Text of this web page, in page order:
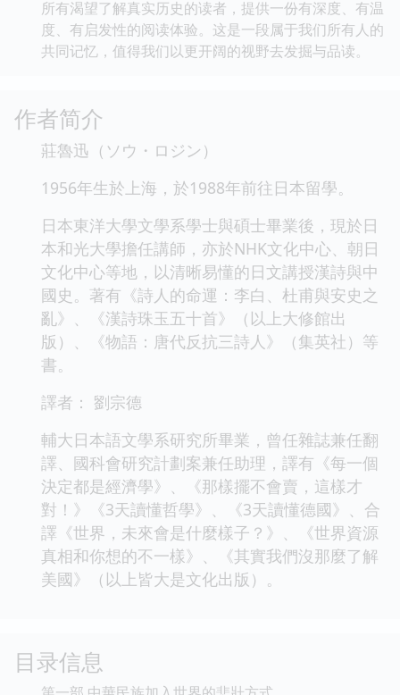
所有渴望了解真实历史的读者，提供一份有深度、有温
度、有启发性的阅读体验。这是一段属于我们所有人的
共同记忆，值得我们以更开阔的视野去发掘与品读。
作者简介
莊魯迅（ソウ・ロジン）
1956年生於上海，於1988年前往日本留學。
日本東洋大學文學系學士與碩士畢業後，現於日
本和光大學擔任講師，亦於NHK文化中心、朝日
文化中心等地，以清晰易懂的日文講授漢詩與中
國史。著有《詩人的命運：李白、杜甫與安史之
亂》、《漢詩珠玉五十首》（以上大修館出
版）、《物語：唐代反抗三詩人》（集英社）等
書。
譯者： 劉宗德
輔大日本語文學系研究所畢業，曾任雜誌兼任翻
譯、國科會研究計劃案兼任助理，譯有《每一個
決定都是經濟學》、《那樣擺不會賣，這樣才
對！》《3天讀懂哲學》、《3天讀懂德國》、合
譯《世界，未來會是什麼樣子？》、《世界資源
真相和你想的不一樣》、《其實我們沒那麼了解
美國》（以上皆大是文化出版）。
目录信息